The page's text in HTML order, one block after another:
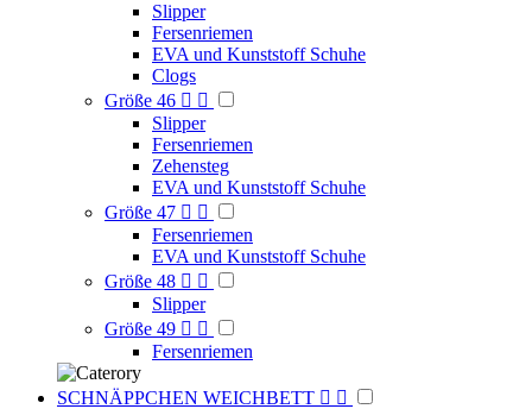
Slipper
Fersenriemen
EVA und Kunststoff Schuhe
Clogs
Größe 46  
Slipper
Fersenriemen
Zehensteg
EVA und Kunststoff Schuhe
Größe 47  
Fersenriemen
EVA und Kunststoff Schuhe
Größe 48  
Slipper
Größe 49  
Fersenriemen
SCHNÄPPCHEN WEICHBETT  